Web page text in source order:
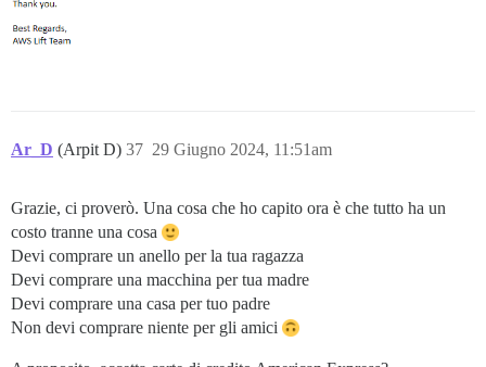
Ar_D (Arpit D) 29 Giugno 2024, 11:51am
37
Grazie, ci proverò. Una cosa che ho capito ora è che tutto ha un
costo tranne una cosa
Devi comprare un anello per la tua ragazza
Devi comprare una macchina per tua madre
Devi comprare una casa per tuo padre
Non devi comprare niente per gli amici